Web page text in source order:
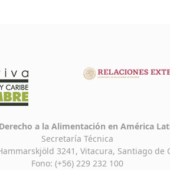
a la Alimentación en América
Secretaría Técnica
3241, Vitacura, Santiago de
Fono: (+56) 229 232 100